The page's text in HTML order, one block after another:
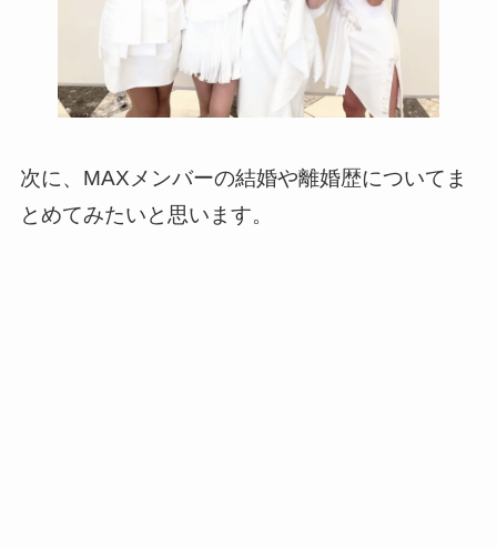
次に、MAXメンバーの結婚や離婚歴についてま
とめてみたいと思います。